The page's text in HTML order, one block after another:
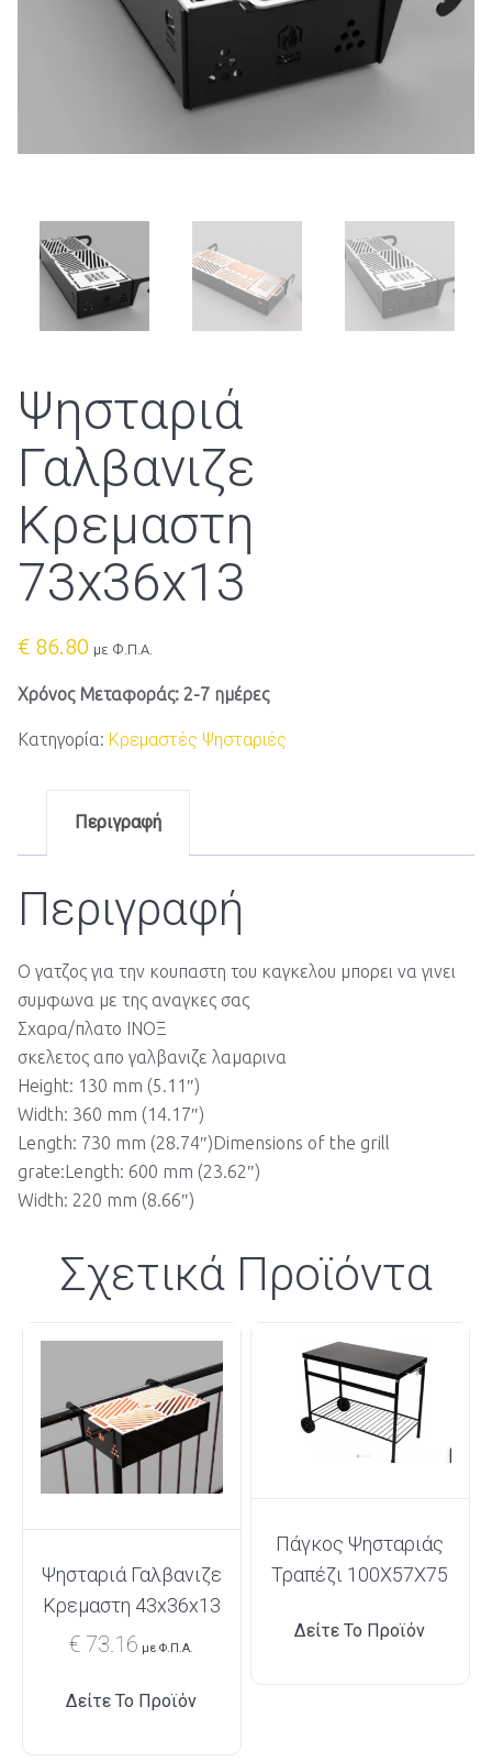
Ψησταριά
Γαλβανιζε
Κρεμαστη
73x36x13
€ 86.80 με Φ.Π.Α.
Χρόνος Μεταφοράς: 2-7 ημέρες
Κατηγορία: Κρεμαστές Ψησταριές
Περιγραφή
Περιγραφή
Ο γατζος για την κουπαστη του καγκελου μπορει να γινει
συμφωνα με της αναγκες σας
Σχαρα/πλατο ΙΝΟΞ
σκελετος απο γαλβανιζε λαμαρινα
Height: 130 mm (5.11″)
Width: 360 mm (14.17″)
Length: 730 mm (28.74″)Dimensions of the grill
grate:Length: 600 mm (23.62″)
Width: 220 mm (8.66″)
Σχετικά Προϊόντα
Ψησταριά Γαλβανιζε
Κρεμαστη 43x36x13
€ 73.16 με Φ.Π.Α.
Δείτε Το Προϊόν
Πάγκος Ψησταριάς
Τραπέζι 100X57X75
Δείτε Το Προϊόν